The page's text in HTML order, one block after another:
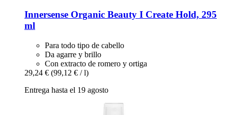
Innersense Organic Beauty I Create Hold, 295
ml
Para todo tipo de cabello
Da agarre y brillo
Con extracto de romero y ortiga
29,24 € (99,12 € / l)
Entrega hasta el 19 agosto